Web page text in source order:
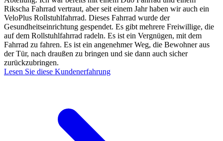
Rikscha Fahrrad vertraut, aber seit einem Jahr haben wir auch ein
VeloPlus Rollstuhlfahrrad. Dieses Fahrrad wurde der
Gesundheitseinrichtung gespendet. Es gibt mehrere Freiwillige, die
auf dem Rollstuhlfahrrad radeln. Es ist ein Vergnügen, mit dem
Fahrrad zu fahren. Es ist ein angenehmer Weg, die Bewohner aus
der Tür, nach draußen zu bringen und sie dann auch sicher
zurückzubringen.
Lesen Sie diese Kundenerfahrung